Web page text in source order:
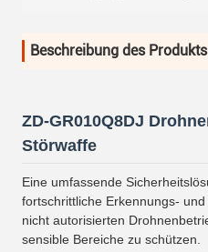
Beschreibung des Produkts
ZD-GR010Q8DJ
Störwaffe
Eine umfassende
fortschrittliche Erkennungs-
nicht autorisierten
sensible Bereiche zu schützen.